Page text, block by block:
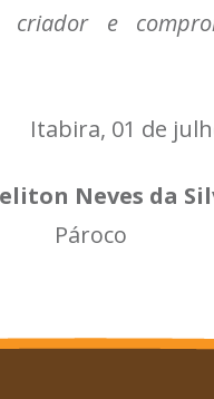
criador e
Itabira, 01 de
Neves da
Pároco